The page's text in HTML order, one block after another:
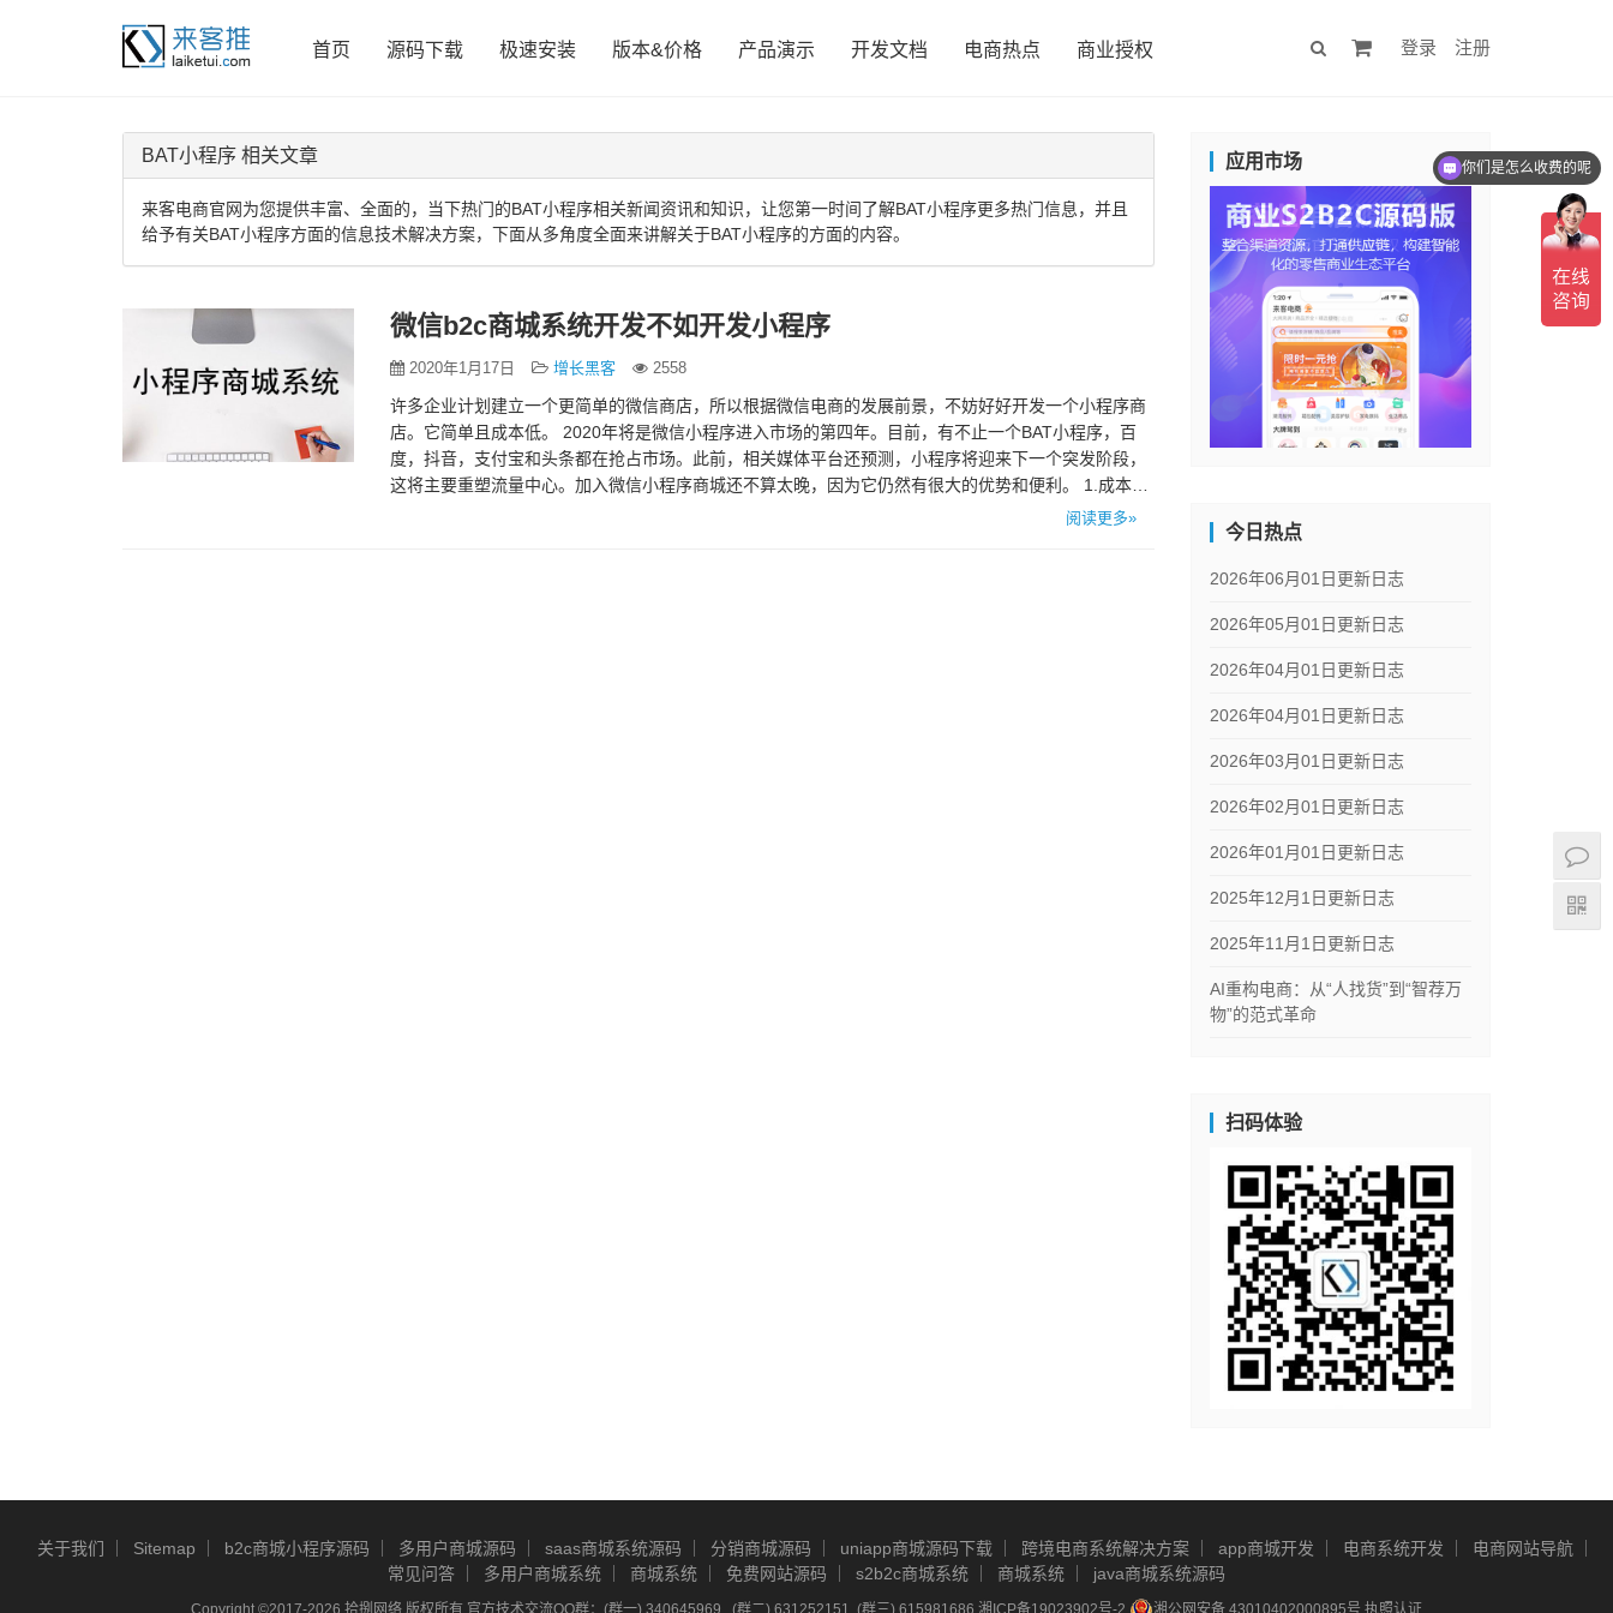
首页 源码下载 极速安装 版本&价格 产品演示 开发文档 电商热点 商业授权 登录 注册
BAT小程序 相关文章
来客电商官网为您提供丰富、全面的，当下热门的BAT小程序相关新闻资讯和知识，让您第一时间了解BAT小程序更多热门信息，并且
给予有关BAT小程序方面的信息技术解决方案，下面从多角度全面来讲解关于BAT小程序的方面的内容。
微信b2c商城系统开发不如开发小程序
2020年1月17日 增长黑客 2558
许多企业计划建立一个更简单的微信商店，所以根据微信电商的发展前景，不妨好好开发一个小程序商
店。它简单且成本低。 2020年将是微信小程序进入市场的第四年。目前，有不止一个BAT小程序，百
度，抖音，支付宝和头条都在抢占市场。此前，相关媒体平台还预测，小程序将迎来下一个突发阶段，
这将主要重塑流量中心。加入微信小程序商城还不算太晚，因为它仍然有很大的优势和便利。 1.成本更
阅读更多»
应用市场
今日热点
2026年06月01日更新日志
2026年05月01日更新日志
2026年04月01日更新日志
2026年04月01日更新日志
2026年03月01日更新日志
2026年02月01日更新日志
2026年01月01日更新日志
2025年12月1日更新日志
2025年11月1日更新日志
AI重构电商：从“人找货”到“智荐万
物”的范式革命
扫码体验
关于我们 Sitemap b2c商城小程序源码 多用户商城源码 saas商城系统源码 分销商城源码 uniapp商城源码下载 跨境电商系统解决方案 app商城开发 电商系统开发
电商网站导航
常见问答
多用户商城系统 商城系统 免费网站源码 s2b2c商城系统 商城系统 java商城系统源码
Copyright ©2017-2026 拾捌网络 版权所有 官方技术交流QQ群：(群一) 340645969 , (群二) 631252151, (群三) 615981686 湘ICP备19023902号-2 湘公网安备 43010402000895号 执照认证
你们是怎么收费的呢